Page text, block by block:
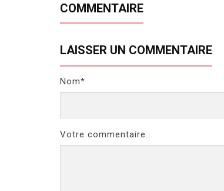
COMMENTAIRE
LAISSER UN COMMENTAIRE
Nom*
Votre commentaire..